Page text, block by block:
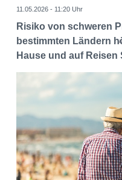
11.05.2026 - 11:20 Uhr
Risiko von schweren
bestimmten Ländern
Hause und auf Reisen